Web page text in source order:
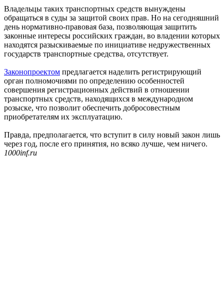
Владельцы таких транспортных средств вынуждены
обращаться в суды за защитой своих прав. Но на сегодняшний
день нормативно-правовая база, позволяющая защитить
законные интересы российских граждан, во владении которых
находятся разыскиваемые по инициативе недружественных
государств транспортные средства, отсутствует.
Законопроектом предлагается наделить регистрирующий
орган полномочиями по определению особенностей
совершения регистрационных действий в отношении
транспортных средств, находящихся в международном
розыске, что позволит обеспечить добросовестным
приобретателям их эксплуатацию.
Правда, предполагается, что вступит в силу новый закон лишь
через год, после его принятия, но всяко лучше, чем ничего.
1000inf.ru